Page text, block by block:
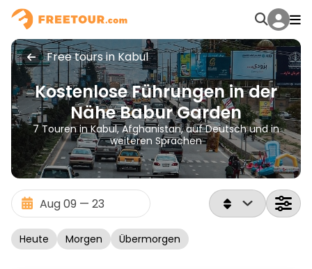
Free tours in Kabul
Kostenlose Führungen in der
Nähe Babur Garden
7 Touren in Kabul, Afghanistan, auf Deutsch und in
weiteren Sprachen
Heute Morgen Übermorgen